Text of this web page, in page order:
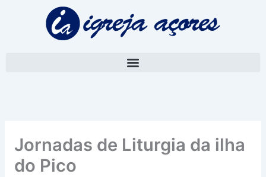
Jornadas de Liturgia da ilha
do Pico
Jornadas